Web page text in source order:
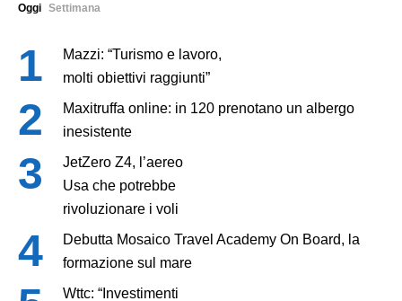
Oggi Settimana
Mazzi: “Turismo e lavoro,
molti obiettivi raggiunti”
Maxitruffa online: in 120 prenotano un albergo
inesistente
JetZero Z4, l’aereo
Usa che potrebbe
rivoluzionare i voli
Debutta Mosaico Travel Academy On Board, la
formazione sul mare
Wttc: “Investimenti